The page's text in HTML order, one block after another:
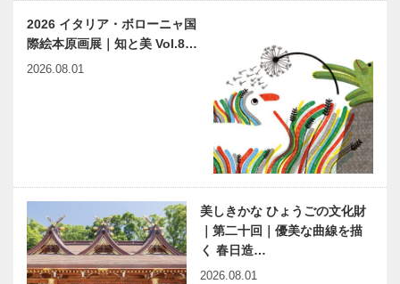
2026 イタリア・ボローニャ国
際絵本原画展｜知と美 Vol.8…
2026.08.01
美しきかな ひょうごの文化財
｜第二十回｜優美な曲線を描
く 春日造…
2026.08.01